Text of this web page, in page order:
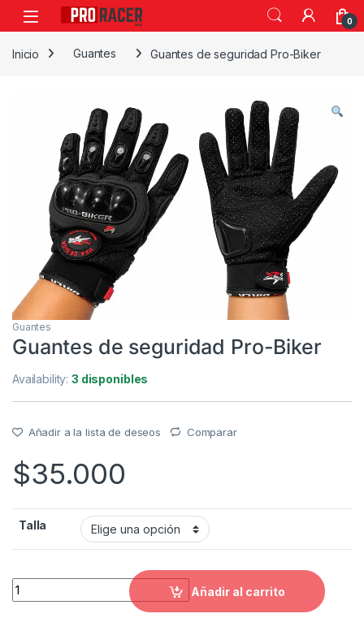
0
Inicio Guantes Guantes de seguridad Pro-Biker
Guantes
Guantes de seguridad Pro-Biker
Availability:3 disponibles
Añadir a la lista de deseos Comparar
$35.000
Talla
Guantes de seguridad Pro-Biker quantity
Añadir al carrito